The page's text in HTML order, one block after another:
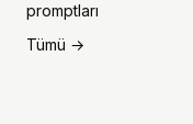
promptları
Tümü →